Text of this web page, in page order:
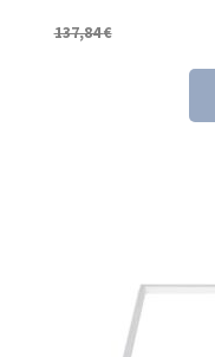
137,84€